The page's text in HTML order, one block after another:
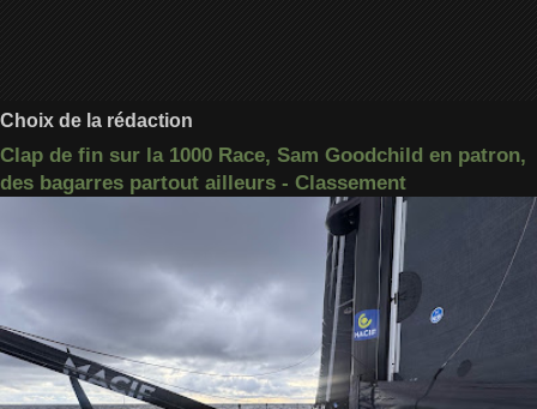
Choix de la rédaction
Clap de fin sur la 1000 Race, Sam Goodchild en patron,
des bagarres partout ailleurs - Classement